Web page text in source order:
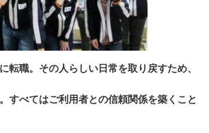
転職。その人らしい日常を取り戻すため、
すべてはご利用者との信頼関係を築くこと